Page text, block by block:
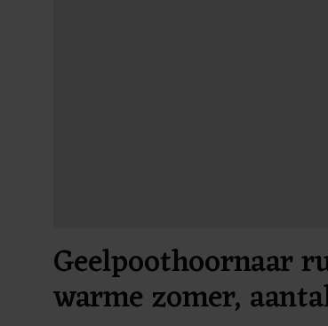
Geelpoothoornaar
warme zomer,